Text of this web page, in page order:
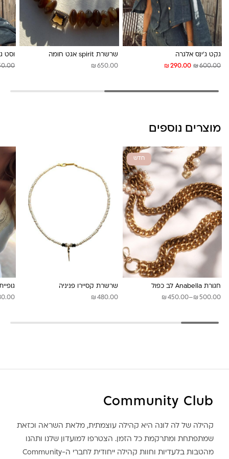
גקט ג’ינס אלגרה
₪290.00 ₪600.00
שרשרת spirit אגט חומה
₪ 650.00
וסט
מוצרים נוספים
חדש
חגורת Anabella לב כפול
₪ 450.00–₪ 500.00
טווח
עד
שרשרת קסיירו פניניה
₪ 480.00
Community Club
קהילה של לה לונה היא קהילה עוצמתית, מלאת השראה וכזאת
שמתפתחת ומתרקמת כל הזמן. הצטרפו למועדון שלנו ותהנו
מהטבות בלעדיות וחוות קהילה ייחודית לחברי ה-Community